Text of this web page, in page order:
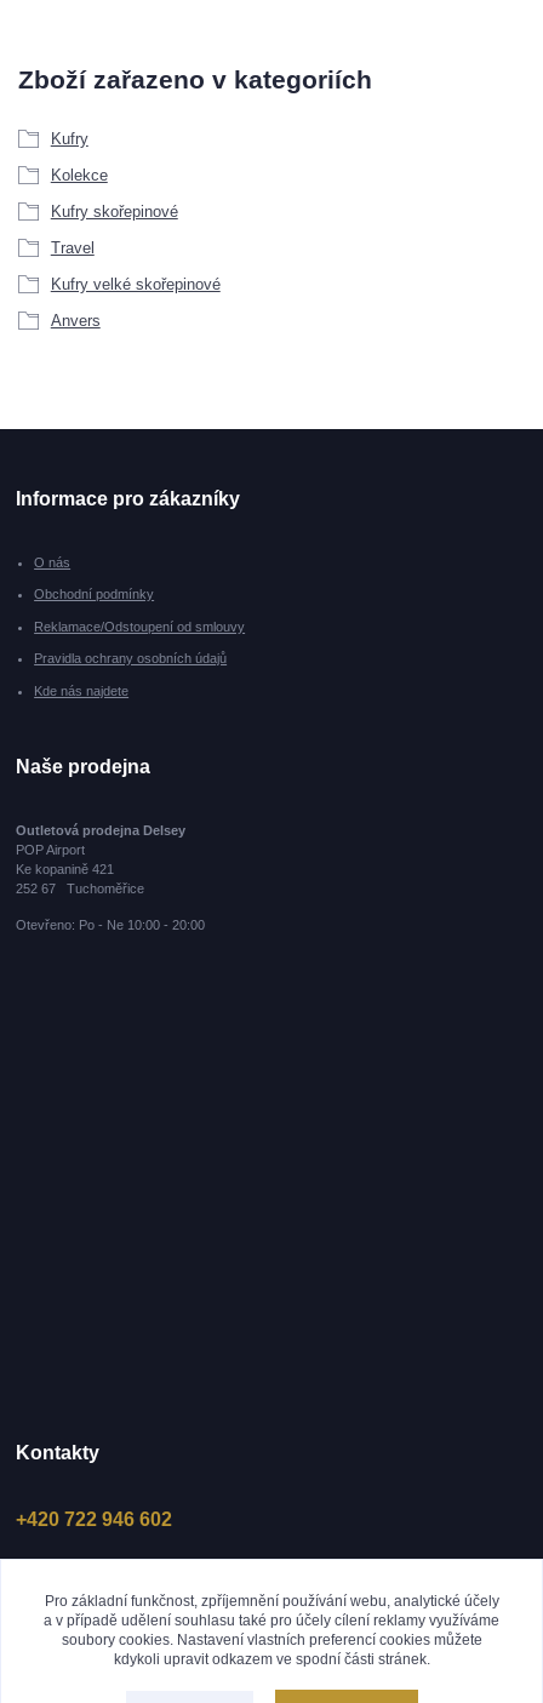
Zboží zařazeno v kategoriích
Kufry
Kolekce
Kufry skořepinové
Travel
Kufry velké skořepinové
Anvers
Informace pro zákazníky
O nás
Obchodní podmínky
Reklamace/Odstoupení od smlouvy
Pravidla ochrany osobních údajů
Kde nás najdete
Naše prodejna
Outletová prodejna Delsey
POP Airport
Ke kopanině 421
252 67 Tuchoměřice
Otevřeno: Po - Ne 10:00 - 20:00
Kontakty
+420 722 946 602
Pro základní funkčnost, zpříjemnění používání webu, analytické účely
a v případě udělení souhlasu také pro účely cílení reklamy využíváme
soubory cookies. Nastavení vlastních preferencí cookies můžete
kdykoli upravit odkazem ve spodní části stránek.